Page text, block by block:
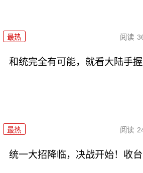
最热 阅读
和统完全有可能，就看大陆手
最热 阅读
统一大招降临，决战开始！收